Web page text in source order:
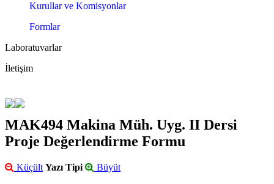
Kurullar ve Komisyonlar
Formlar
Laboratuvarlar
İletişim
MAK494 Makina Müh. Uyg. II Dersi
Proje Değerlendirme Formu
Küçült Yazı Tipi Büyüt